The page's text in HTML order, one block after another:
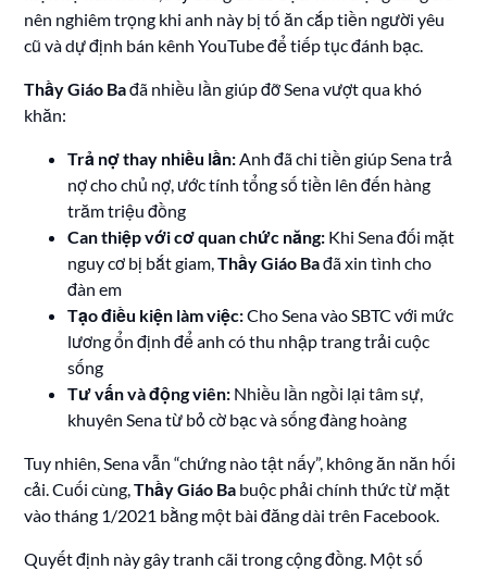
nên nghiêm trọng khi anh này bị tố ăn cắp tiền người yêu
cũ và dự định bán kênh YouTube để tiếp tục đánh bạc.
Thầy Giáo Bađã nhiều lần giúp đỡ Sena vượt qua khó
khăn:
Trả nợ thay nhiều lần: Anh đã chi tiền giúp Sena trả
nợ cho chủ nợ, ước tính tổng số tiền lên đến hàng
trăm triệu đồng
Can thiệp với cơ quan chức năng: Khi Sena đối mặt
nguy cơ bị bắt giam,Thầy Giáo Bađã xin tình cho
đàn em
Tạo điều kiện làm việc:Cho Sena vào SBTC với mức
lương ổn định để anh có thu nhập trang trải cuộc
sống
Tư vấn và động viên: Nhiều lần ngồi lại tâm sự,
khuyên Sena từ bỏ cờ bạc và sống đàng hoàng
Tuy nhiên, Sena vẫn “chứng nào tật nấy”, không ăn năn hối
cải. Cuối cùng,Thầy Giáo Ba buộc phải chính thức từ mặt
vào tháng 1/2021 bằng một bài đăng dài trên Facebook.
Quyết định này gây tranh cãi trong cộng đồng. Một số